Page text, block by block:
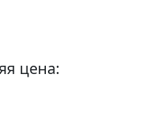
цена: